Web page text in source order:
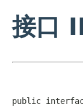
接口
public